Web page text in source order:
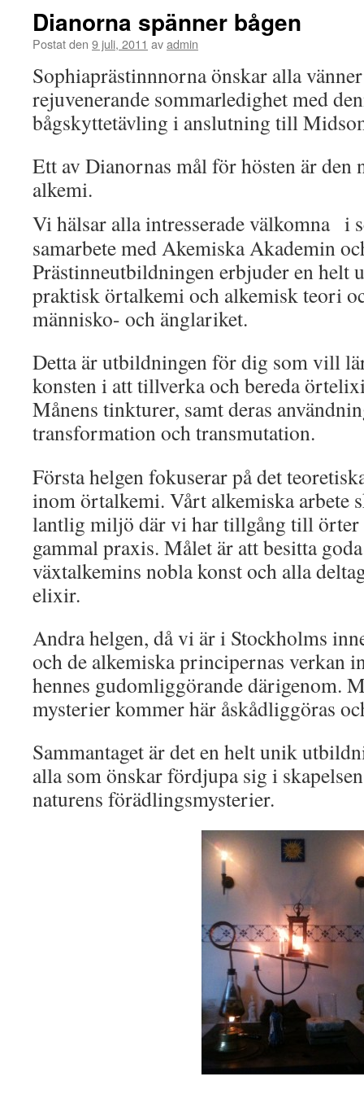
Dianorna spänner bågen
Postat den 9 juli, 2011 avadmin
Sophiaprästinnnorna önskar alla
rejuvenerande sommarledighet med
bågskyttetävling i anslutning till
Ett av Dianornas mål för hösten är den
alkemi.
Vi hälsar alla intresserade välkomna i
samarbete med Akemiska Akademin
Prästinneutbildningen erbjuder en helt
praktisk örtalkemi och alkemisk teori
människo- och änglariket.
Detta är utbildningen för dig som vill
konsten i att tillverka och bereda
Månens tinkturer, samt deras
transformation och transmutation.
Första helgen fokuserar på det
inom örtalkemi. Vårt alkemiska arbete
lantlig miljö där vi har tillgång till
gammal praxis. Målet är att besitta
växtalkemins nobla konst och alla
elixir.
Andra helgen, då vi är i Stockholms
och de alkemiska principernas verkan
hennes gudomliggörande därigenom.
mysterier kommer här åskådliggöras
Sammantaget är det en helt unik
alla som önskar fördjupa sig i
naturens förädlingsmysterier.